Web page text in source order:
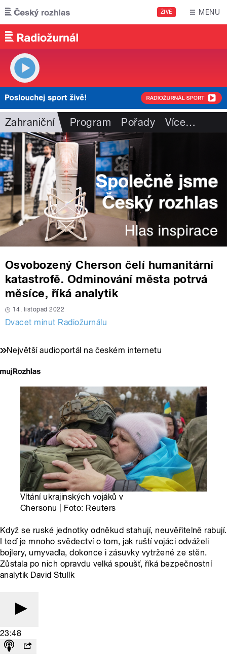
Přejít k hlavnímu obsahu
ŽIVĚ MENU
Zahraniční Program Pořady Více…
Osvobozený Cherson čelí humanitární
katastrofě. Odminování města potrvá
měsíce, říká analytik
14. listopad 2022
Dvacet minut Radiožurnálu
Největší audioportál na českém internetu
Vítání ukrajinských vojáků v
Chersonu | Foto: Reuters
Když se ruské jednotky odněkud stahují, neuvěřitelně rabují.
I teď je mnoho svědectví o tom, jak ruští vojáci odváželi
bojlery, umyvadla, dokonce i zásuvky vytržené ze stěn.
Zůstala po nich opravdu velká spoušť, říká bezpečnostní
analytik David Stulík
23:48